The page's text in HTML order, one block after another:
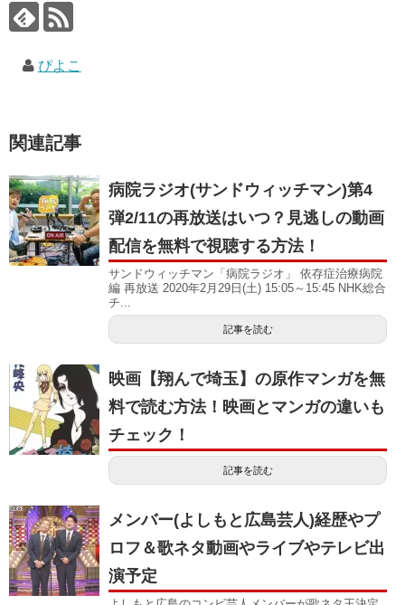
ぴよこ
関連記事
病院ラジオ(サンドウィッチマン)第4
弾2/11の再放送はいつ？見逃しの動画
配信を無料で視聴する方法！
サンドウィッチマン「病院ラジオ」 依存症治療病院
編 再放送 2020年2月29日(土) 15:05～15:45 NHK総合
チ...
記事を読む
映画【翔んで埼玉】の原作マンガを無
料で読む方法！映画とマンガの違いも
チェック！
記事を読む
メンバー(よしもと広島芸人)経歴やプ
ロフ＆歌ネタ動画やライブやテレビ出
演予定